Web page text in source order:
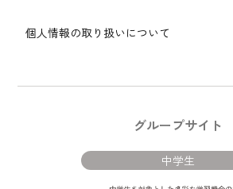
個人情報の取り扱いについて
グループサイト
中学生